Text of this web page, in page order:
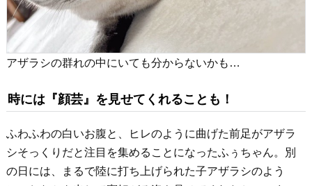
アザラシの群れの中にいても分からないかも…
時には『顔芸』を見せてくれることも！
ふわふわの白いお腹と、ヒレのように曲げた前足がアザラ
シそっくりだと注目を集めることになったふぅちゃん。別
の日には、まるで陸に打ち上げられた子アザラシのよう